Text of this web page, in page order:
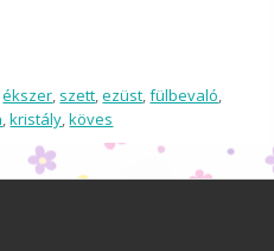
ékszer, szett,ezüst,fülbevaló,
,kristály,köves